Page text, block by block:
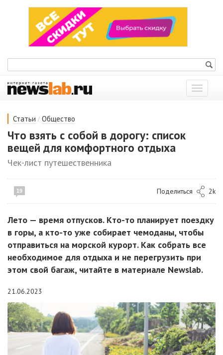
Показать
меню
Статьи / Общество
Что взять с собой в дорогу: список
вещей для комфортного отдыха
Чек-лист путешественника
19 Поделиться 2k
Лето — время отпусков. Кто-то планирует поездку
в горы, а кто-то уже собирает чемоданы, чтобы
отправиться на морской курорт. Как собрать все
необходимое для отдыха и не перегрузить при
этом свой багаж, читайте в материале Newslab.
21.06.2023